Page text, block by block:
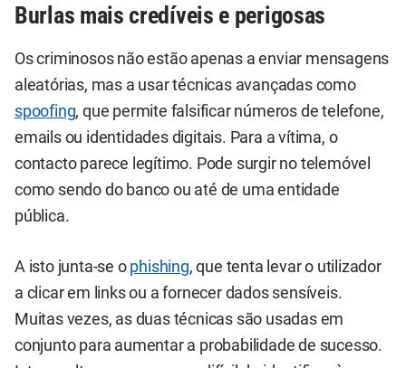
Burlas mais credíveis e perigosas
Os criminosos não estão apenas a enviar mensagens
aleatórias, mas a usar técnicas avançadas como
spoofing, que permite falsificar números de telefone,
emails ou identidades digitais. Para a vítima, o
contacto parece legítimo. Pode surgir no telemóvel
como sendo do banco ou até de uma entidade
pública.
A isto junta-se o phishing, que tenta levar o utilizador
a clicar em links ou a fornecer dados sensíveis.
Muitas vezes, as duas técnicas são usadas em
conjunto para aumentar a probabilidade de sucesso.